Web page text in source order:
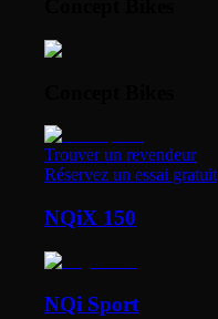
Trouver un revendeur
Réservez un essai gratuit
NQiX 150
NQi Sport